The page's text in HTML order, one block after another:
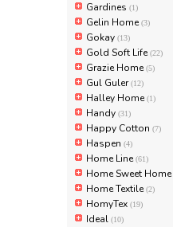
Gardines (1)
Gelin Home(3)
Gokay (13)
Gold Soft Life(22)
Grazie Home(5)
Gul Guler(12)
Halley Home(1)
Handy (31)
Happy Cotton (7)
Haspen (4)
Home Line(61)
Home Sweet Home
Home Textile(2)
HomyTex (19)
Ideal (10)